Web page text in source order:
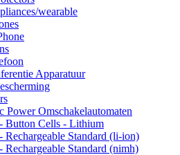
wearable
Apparatuur
Power Omschakelautomaten
Button Cells - Lithium
Rechargeable Standard (li-ion)
Rechargeable Standard (nimh)